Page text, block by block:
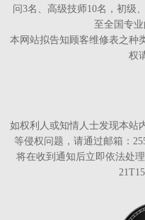
问3名、高级技师10名，初级
至全国专业
本网站拟告知顾客维修表之种
权
如权利人或知情人士发现本站
等侵权问题，请通过邮箱：
将在收到通知后立即依法处